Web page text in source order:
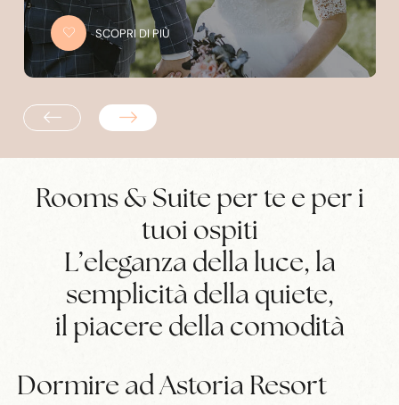
SCOPRI DI PIÙ
Rooms & Suite per te e per i
tuoi ospiti
L’eleganza della luce, la
semplicità della quiete,
il piacere della comodità
Dormire ad Astoria Resort